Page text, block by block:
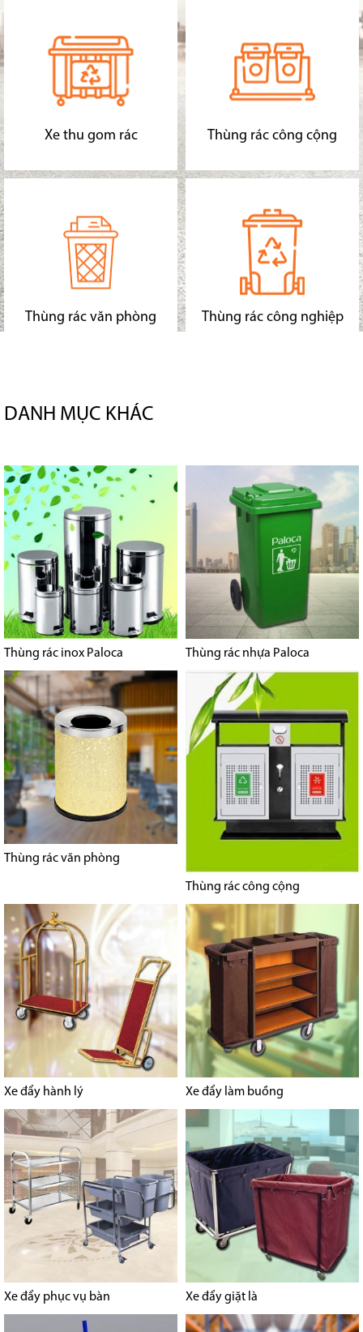
Xe thu gom rác Thùng rác công cộng
Thùng rác văn phòng Thùng rác công nghiệp
DANH MỤC KHÁC
Thùng rác inox Paloca Thùng rác nhựa Paloca
Thùng rác văn phòng
Thùng rác công cộng
Xe đẩy hành lý Xe đẩy làm buồng
Xe đẩy phục vụ bàn Xe đẩy giặt là